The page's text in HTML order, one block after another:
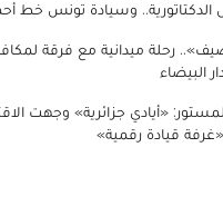
وسيادة تونس خط
رحلة ميدانية مع فرقة
البيضاء
«أيادي جزائرية» وجهت
قيادة رقمية»